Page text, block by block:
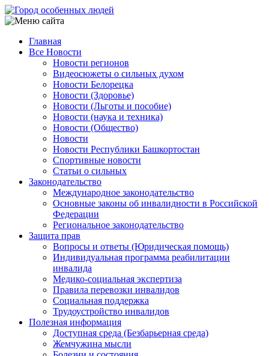
Перейти
к
содержанию
Main
navigation
Главная
Все Новости
Новости регионов
Видеосюжеты о сильных духом
Новости Белорецка
Новости (Здоровье)
Новости (Льготы и пособие)
Новости (наука и техника)
Новости (Общество)
Новости
Новости Республики Башкортостан
Спортивные новости
Статьи о сильных
Законодательство
Международное законодательство
Основные законы об инвалидности в Российской
Федерации
Региональное законодательство
Защита прав
Вопросы и ответы (Юридическая помощь)
Индивидуальная программа реабилитации
инвалида
Медико-социальная экспертиза
Правила перевозки инвалидов
Социальная поддержка
Трудоустройство инвалидов
Полезная информация
Доступная среда (Безбарьерная среда)
Жемчужина мысли